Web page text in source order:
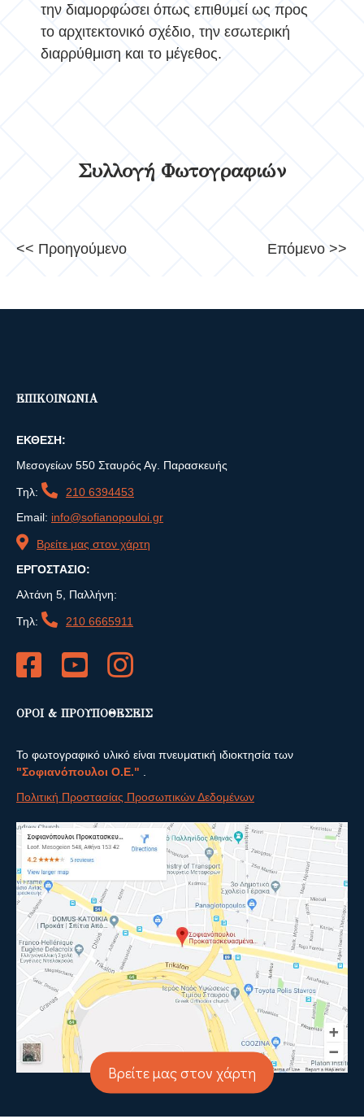
την διαμορφώσει όπως επιθυμεί ως προς
το αρχιτεκτονικό σχέδιο, την εσωτερική
διαρρύθμιση και το μέγεθος.
Συλλογή Φωτογραφιών
<< Προηγούμενο Επόμενο >>
ΕΠΙΚΟΙΝΩΝΙΑ
ΕΚΘΕΣΗ:
Μεσογείων 550 Σταυρός Αγ. Παρασκευής
Τηλ:
210 6394453
Email: info@sofianopouloi.gr
Βρείτε μας στον χάρτη
ΕΡΓΟΣΤΑΣΙΟ:
Αλτάνη 5, Παλλήνη:
Τηλ: 210 6665911
ΟΡΟΙ & ΠΡΟΥΠΟΘΕΣΕΙΣ
Το φωτογραφικό υλικό είναι πνευματική ιδιοκτησία των
"Σοφιανόπουλοι Ο.Ε."
Πολιτική Προστασίας Προσωπικών Δεδομένων
Βρείτε μας στον χάρτη